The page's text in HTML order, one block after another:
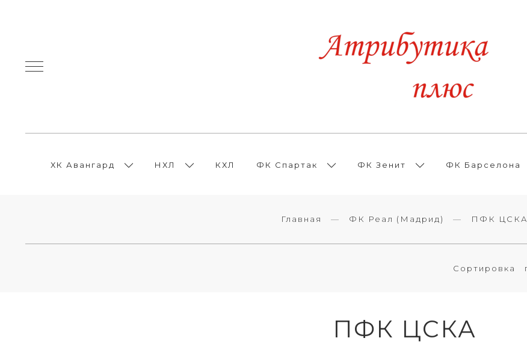
ХК Авангард НХЛ КХЛ ФК Спартак ФК Зенит ФК Барселона
Главная ФК Реал (Мадрид) ПФК ЦСКА
Сортировка
ПФК ЦСКА